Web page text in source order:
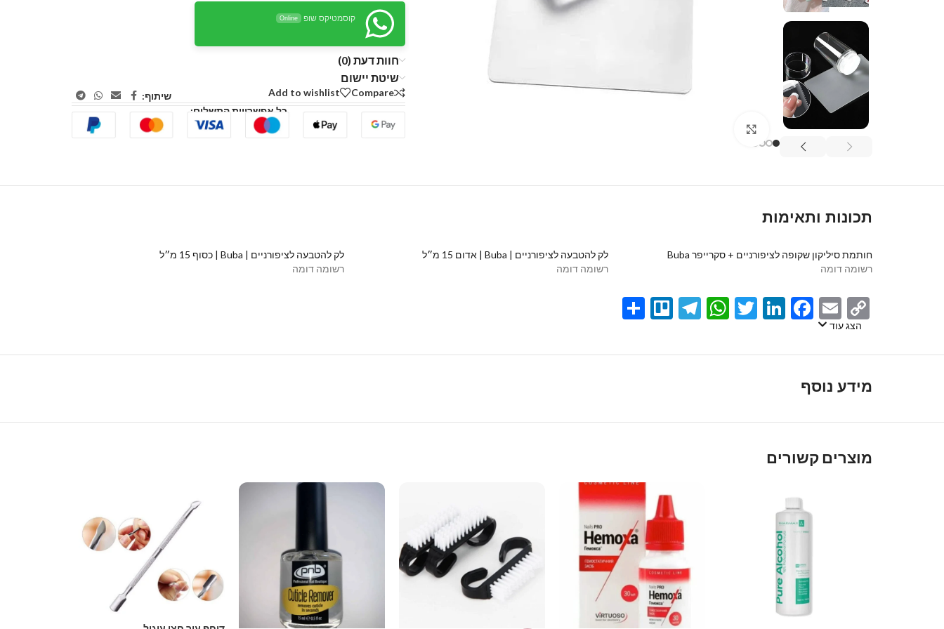
קוסמטיקס שופ Online
חוות דעת (0)
שיטת יישום
Compare
Add to wishlist
שיתוף:
כל אפשרויות התשלום:
תכונות ותאימות
חותמת סיליקון שקופה לציפורניים + סקרייפר Buba
רשומה דומה
לק להטבעה לציפורניים | Buba | אדום 15 מ״ל⁩
רשומה דומה
לק להטבעה לציפורניים | Buba | כסוף 15 מ״ל⁩⁩
רשומה דומה
Copy
Link
Email
Facebook
LinkedIn
Twitter
WhatsApp
Telegram
Trello
Share
הצג עוד
מידע נוסף
מוצרים קשורים